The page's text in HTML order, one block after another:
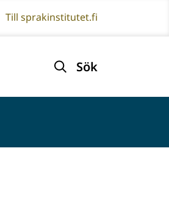
Till sprakinstitutet.fi
Sök